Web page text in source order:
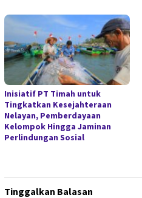
Inisiatif PT Timah untuk
Tingkatkan Kesejahteraan
Nelayan, Pemberdayaan
Kelompok Hingga Jaminan
Perlindungan Sosial
Tinggalkan Balasan